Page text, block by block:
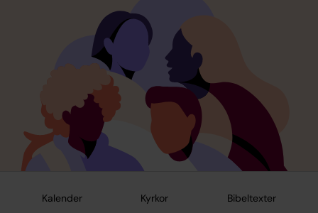
Kalender Kyrkor Bibeltexter